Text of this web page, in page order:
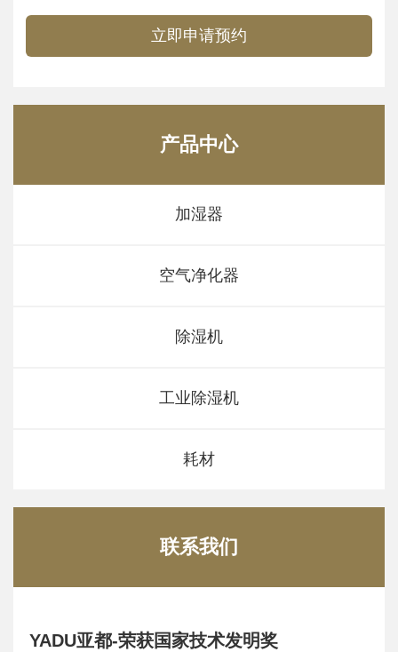
立即申请预约
产品中心
加湿器
空气净化器
除湿机
工业除湿机
耗材
联系我们
YADU亚都-荣获国家技术发明奖